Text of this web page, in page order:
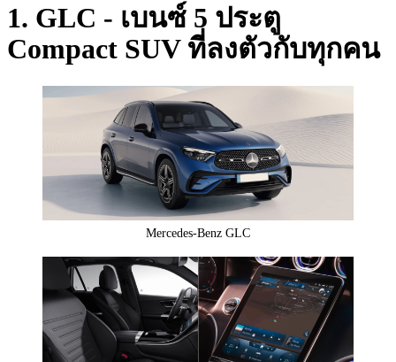
1. GLC - เบนซ์ 5 ประตู
Compact SUV ที่ลงตัวกับทุกคน
Mercedes-Benz GLC